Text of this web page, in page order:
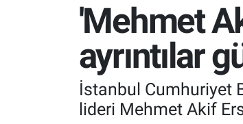
'Mehmet
ayrıntılar
İstanbul Cumhuriyet
lideri Mehmet Akif
Ekonomi
Magazin
İstanbul Namaz Vakitleri
Trafik Durumu
Süper Lig Puan Durumu ve Fikstür
Tüm Manşetler